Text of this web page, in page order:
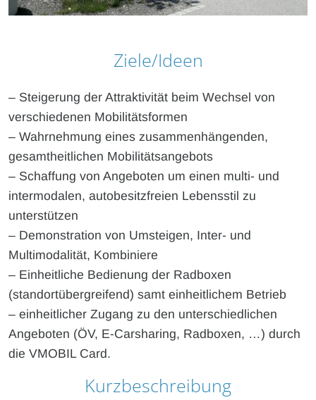
Ziele/Ideen
– Steigerung der Attraktivität beim Wechsel von
verschiedenen Mobilitätsformen
– Wahrnehmung eines zusammenhängenden,
gesamtheitlichen Mobilitätsangebots
– Schaffung von Angeboten um einen multi- und
intermodalen, autobesitzfreien Lebensstil zu
unterstützen
– Demonstration von Umsteigen, Inter- und
Multimodalität, Kombiniere
– Einheitliche Bedienung der Radboxen
(standortübergreifend) samt einheitlichem Betrieb
– einheitlicher Zugang zu den unterschiedlichen
Angeboten (ÖV, E-Carsharing, Radboxen, …) durch
die VMOBIL Card.
Kurzbeschreibung